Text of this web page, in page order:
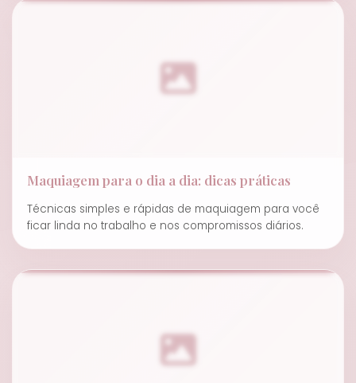
Maquiagem para o dia a dia: dicas práticas
Técnicas simples e rápidas de maquiagem para você
ficar linda no trabalho e nos compromissos diários.